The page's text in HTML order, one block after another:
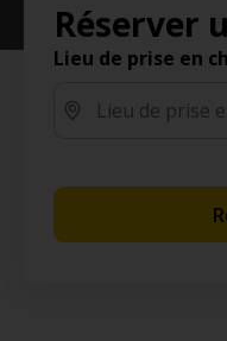
Réserver
Lieu de prise en